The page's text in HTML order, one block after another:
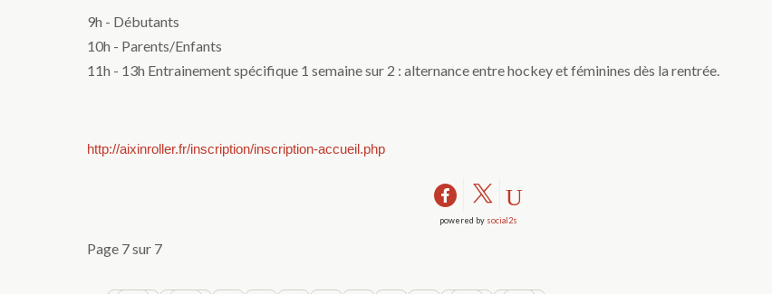
9h - Débutants
10h - Parents/Enfants
11h - 13h Entrainement spécifique 1 semaine sur 2 : alternance entre hockey et féminines dès la rentrée.
http://aixinroller.fr/inscription/inscription-accueil.php
powered by social2s
Page 7 sur 7